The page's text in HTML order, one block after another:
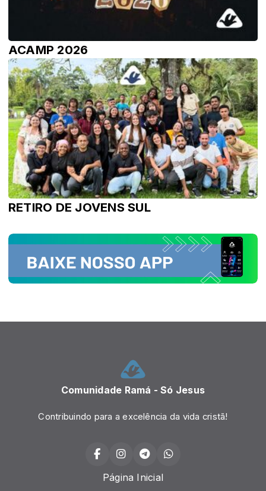
ACAMP 2026
RETIRO DE JOVENS SUL
Comunidade Ramá - Só Jesus
Contribuindo para a excelência da vida cristã!
Página Inicial